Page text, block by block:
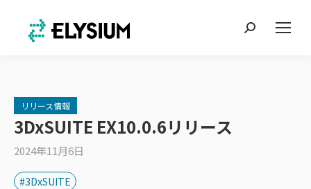
Search:
リリース情報
3DxSUITE EX10.0.6リリース
2024年11月6日
#3DxSUITE